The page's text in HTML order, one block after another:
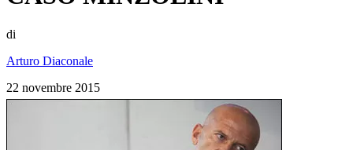
di
Arturo Diaconale
22 novembre 2015